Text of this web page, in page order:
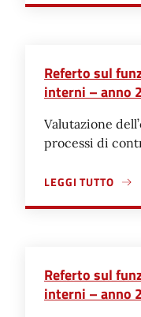
Referto sul
interni – anno
Valutazione
processi di
LEGGI TUTTO
A PROPOSITO DI
Referto sul
interni – anno